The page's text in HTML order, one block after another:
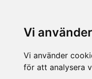
Vi
Vi använder
för att analysera